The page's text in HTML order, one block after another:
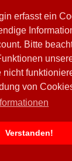
erfasst ein
Bitte
nicht
von
Verstanden!
Komplexe
Routinen